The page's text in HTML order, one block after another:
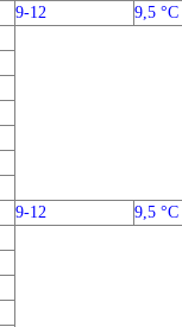
9-12 9,5 °C
9-12 9,5 °C